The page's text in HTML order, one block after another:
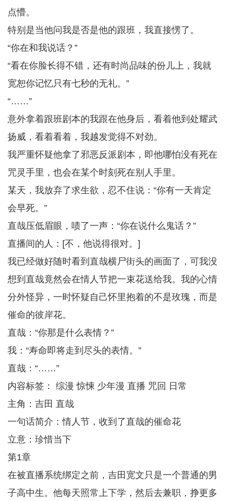
点懵。
特别是当他问我是否是他的跟班，我直接愣了。
“你在和我说话？”
“看在你脸长得不错，还有时尚品味的份儿上，我就
宽恕你记忆只有七秒的无礼。”
“……”
意外拿着跟班剧本的我跟在他身后，看着他到处耀武
扬威，看着看着，我越发觉得不对劲。
我严重怀疑他拿了邪恶反派剧本，即他哪怕没有死在
咒灵手里，也会在某个时刻死在别人手里。
某天，我放弃了求生欲，忍不住说：“你有一天肯定
会早死。”
直哉压低眉眼，啧了一声：“你在说什么鬼话？”
直播间的人：[不，他说得很对。]
我已经做好随时看到直哉横尸街头的画面了，可我没
想到直哉竟然会在情人节把一束花送给我。我的心情
分外怪异，一时怀疑自己怀里抱着的不是玫瑰，而是
催命的彼岸花。
直哉：“你那是什么表情？”
我：“寿命即将走到尽头的表情。”
直哉：“……”
内容标签： 综漫 惊悚 少年漫 直播 咒回 日常
主角：吉田 直哉
一句话简介：情人节，收到了直哉的催命花
立意：珍惜当下
第1章
在被直播系统绑定之前，吉田宽文只是一个普通的男
子高中生。他每天照常上下学，然后去兼职，挣更多